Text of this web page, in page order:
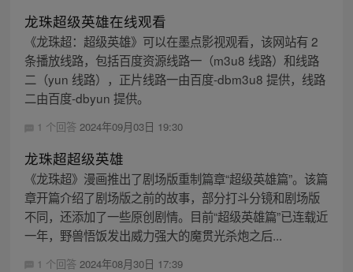
龙珠超级英雄在线观看
《龙珠超：超级英雄》可以在墨点影视观看，该网站有 2
条播放线路，包括百度资源线路一（m3u8 线路）和线路
二（yun 线路），正片线路一由百度-dbm3u8 提供，线路
二由百度-dbyun 提供。
1 个回答 2024年09月03日 19:30
龙珠超超级英雄
《龙珠超》漫画推出了剧场版重制篇章“超级英雄篇”。该篇
章开篇介绍了剧场版之前的故事，部分打斗分镜和剧场版
不同，还添加了一些原创剧情。目前“超级英雄篇”已连载近
一年，野兽悟饭发出威力强大的魔贯光杀炮之后...
1 个回答 2024年08月30日 17:39